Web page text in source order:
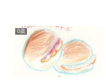
0歳